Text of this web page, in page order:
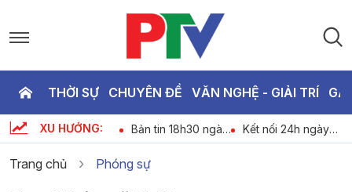
THỜI SỰ CHUYÊN ĐỀ VĂN NGHỆ - GIẢI TRÍ
XU HƯỚNG:
An ninh trật tự 24h
ngày 07-08-2026
Bản tin 18h30 ngày
07-08-2026
Kết nối 24h ngày
07-08-2026
Trang chủ Phóng sự